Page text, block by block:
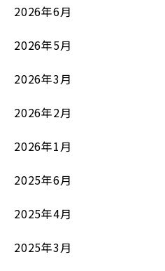
2026年6月
2026年5月
2026年3月
2026年2月
2026年1月
2025年6月
2025年4月
2025年3月